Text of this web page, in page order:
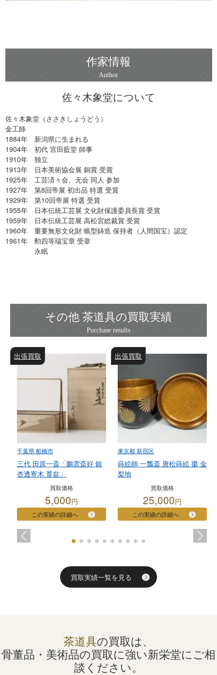
作家情報
佐々木象堂について
佐々木象堂（ささきしょうどう）
金工師
1884年 新潟県に生まれる
1904年 初代 宮田藍堂 師事
1910年 独立
1913年 日本美術協会展 銅賞 受賞
1925年 工芸済々会、无会 同人 参加
1927年 第8回帝展 初出品 特選 受賞
1929年 第10回帝展 特選 受賞
1955年 日本伝統工芸展 文化財保護委員長賞 受賞
1959年 日本伝統工芸展 高松宮総裁賞 受賞
1960年 重要無形文化財 蝋型鋳造 保持者（人間国宝）認定
1961年 勲四等瑞宝章 受章
永眠
その他 茶道具の買取実績
千葉県 船橋市
三代 田原一斎「鵬雲斎好 銀
杏透寄木 莨盆」
買取価格
5,000円
この実績の詳細へ
出張買取
東京都 新宿区
蒔絵師 一瓢斎 唐松蒔絵 棗 金
梨地
買取価格
25,000円
この実績の詳細へ
出張買取
買取実績一覧を見る
茶道具の買取は、
骨董品・美術品の買取に強い新栄堂にご相
談ください。